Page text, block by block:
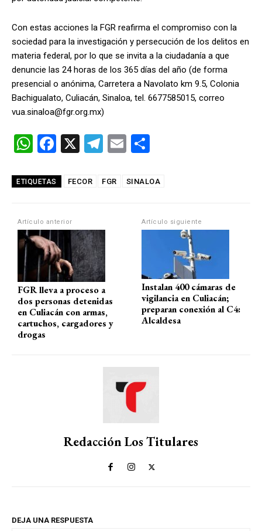
Con estas acciones la FGR reafirma el compromiso con la
sociedad para la investigación y persecución de los delitos en
materia federal, por lo que se invita a la ciudadanía a que
denuncie las 24 horas de los 365 días del año (de forma
presencial o anónima, Carretera a Navolato km 9.5, Colonia
Bachigualato, Culiacán, Sinaloa, tel. 6677585015, correo
vua.sinaloa@fgr.org.mx)
W
at
A
p
p
F
ce
o
o
k
X
T
e
m
E
ail m
ar
tir
ETIQUETAS FECOR FGR SINALOA
Artículo anterior
FGR lleva a proceso a
dos personas detenidas
en Culiacán con armas,
cartuchos, cargadores y
drogas
Artículo siguiente
Instalan 400 cámaras de
vigilancia en Culiacán;
preparan conexión al C4:
Alcaldesa
Redacción Los Titulares
DEJA UNA RESPUESTA